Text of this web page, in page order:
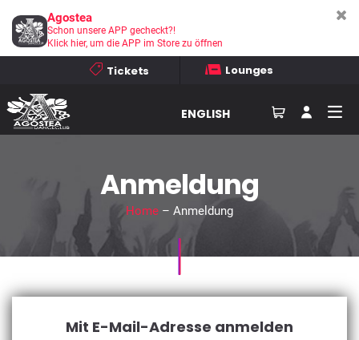
Tickets Lounges
ENGLISH
Anmeldung
Home– Anmeldung
Mit E-Mail-Adresse anmelden
Agostea
Schon unsere APP gecheckt?!
Klick hier, um die APP im Store zu öffnen